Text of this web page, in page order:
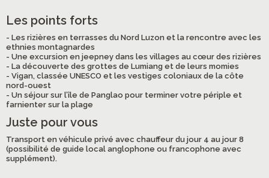
Les points forts
- Les rizières en terrasses du Nord Luzon et la rencontre avec les
ethnies montagnardes
- Une excursion en jeepney dans les villages au cœur des rizières
- La découverte des grottes de Lumiang et de leurs momies
- Vigan, classée UNESCO et les vestiges coloniaux de la côte
nord-ouest
- Un séjour sur l’île de Panglao pour terminer votre périple et
farnienter sur la plage
Juste pour vous
Transport en véhicule privé avec chauffeur du jour 4 au jour 8
(possibilité de guide local anglophone ou francophone avec
supplément).